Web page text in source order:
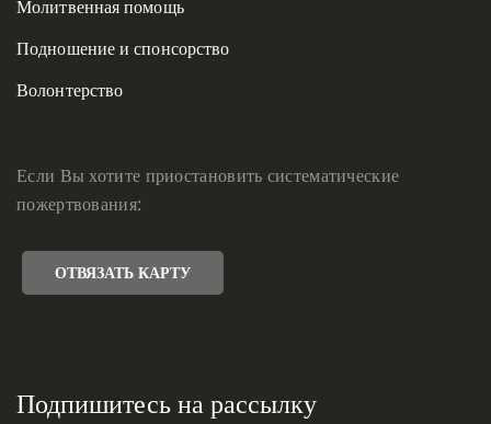
Молитвенная помощь
Подношение и спонсорство
Волонтерство
Если Вы хотите приостановить систематические
пожертвования:
ОТВЯЗАТЬ КАРТУ
Подпишитесь на рассылку